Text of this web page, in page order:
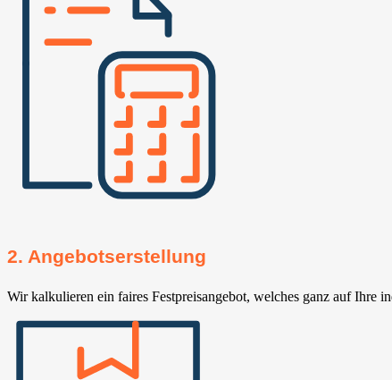
2. Angebotserstellung
Wir kalkulieren ein faires Festpreisangebot, welches ganz auf Ihre